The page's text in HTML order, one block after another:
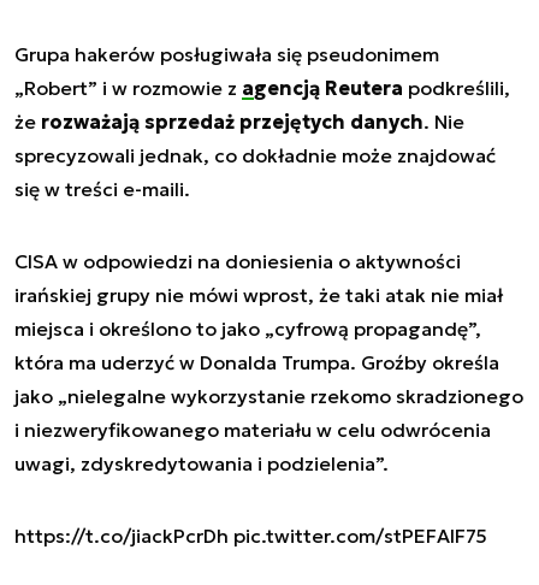
Grupa hakerów posługiwała się pseudonimem
„Robert” i w rozmowie z agencją Reutera podkreślili,
że rozważają sprzedaż przejętych danych. Nie
sprecyzowali jednak, co dokładnie może znajdować
się w treści e-maili.
CISA w odpowiedzi na doniesienia o aktywności
irańskiej grupy nie mówi wprost, że taki atak nie miał
miejsca i określono to jako „cyfrową propagandę”,
która ma uderzyć w Donalda Trumpa. Groźby określa
jako „nielegalne wykorzystanie rzekomo skradzionego
i niezweryfikowanego materiału w celu odwrócenia
uwagi, zdyskredytowania i podzielenia”.
https://t.co/jiackPcrDh pic.twitter.com/stPEFAlF75